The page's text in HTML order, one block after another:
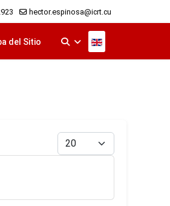
hector.espinosa@icrt.cu
del Sitio Seleccione su
Cantidad